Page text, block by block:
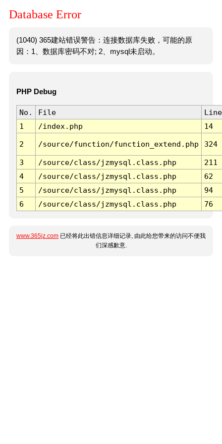
Database Error
(1040) 365建站错误警告：连接数据库失败，可能的原
因：1、数据库密码不对; 2、mysql未启动。
PHP Debug
No. File
Line
1
/index.php 14
2 /source/function/function_extend.php 324
3 /source/class/jzmysql.class.php
211
4
/source/class/jzmysql.class.php
62
5
/source/class/jzmysql.class.php
94
6
/source/class/jzmysql.class.php 76
www.365jz.com 已经将此出错信息详细记录, 由此给您带来的访问不便我
们深感歉意.